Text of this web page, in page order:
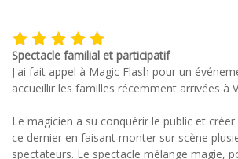
Spectacle familial et participatif
J'ai fait appel à Magic Flash pour un
accueillir les familles récemment arrivées à
Le magicien a su conquérir le public et
ce dernier en faisant monter sur scène
spectateurs. Le spectacle mélange magie,